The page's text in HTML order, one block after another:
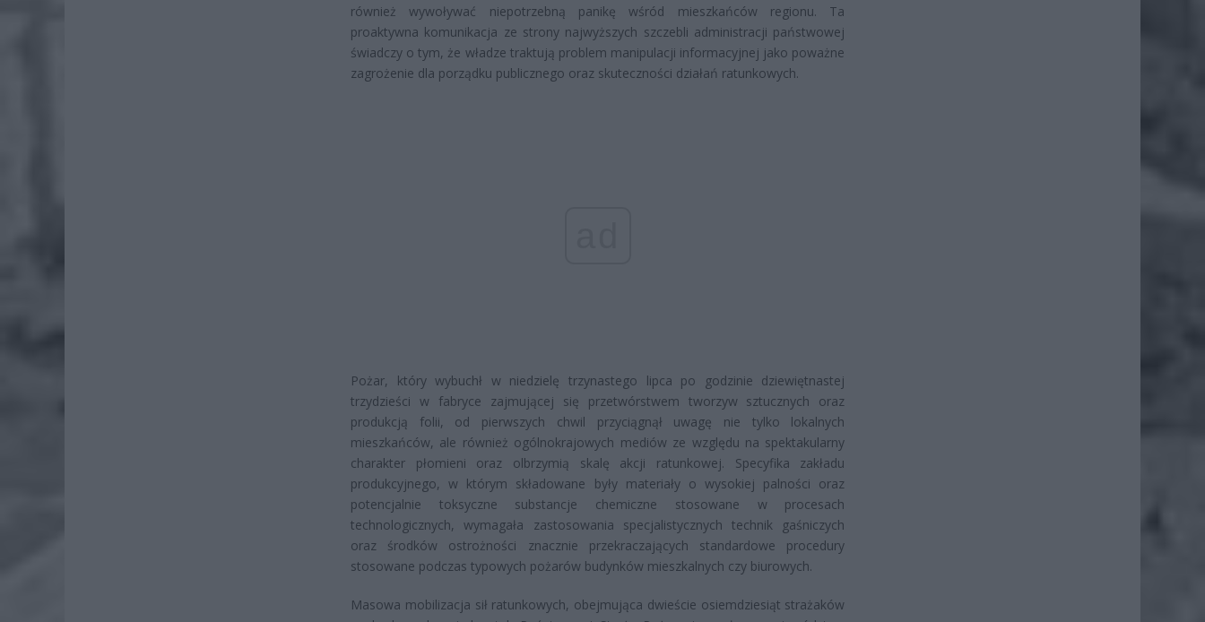
również wywoływać niepotrzebną panikę wśród mieszkańców regionu. Ta
proaktywna komunikacja ze strony najwyższych szczebli administracji państwowej
świadczy o tym, że władze traktują problem manipulacji informacyjnej jako poważne
zagrożenie dla porządku publicznego oraz skuteczności działań ratunkowych.
Pożar, który wybuchł w niedzielę trzynastego lipca po godzinie dziewiętnastej
trzydzieści w fabryce zajmującej się przetwórstwem tworzyw sztucznych oraz
produkcją folii, od pierwszych chwil przyciągnął uwagę nie tylko lokalnych
mieszkańców, ale również ogólnokrajowych mediów ze względu na spektakularny
charakter płomieni oraz olbrzymią skalę akcji ratunkowej. Specyfika zakładu
produkcyjnego, w którym składowane były materiały o wysokiej palności oraz
potencjalnie toksyczne substancje chemiczne stosowane w procesach
technologicznych, wymagała zastosowania specjalistycznych technik gaśniczych
oraz środków ostrożności znacznie przekraczających standardowe procedury
stosowane podczas typowych pożarów budynków mieszkalnych czy biurowych.
Masowa mobilizacja sił ratunkowych, obejmująca dwieście osiemdziesiąt strażaków